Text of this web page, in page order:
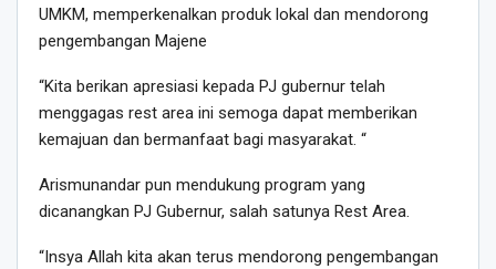
UMKM, memperkenalkan produk lokal dan mendorong
pengembangan Majene
“Kita berikan apresiasi kepada PJ gubernur telah
menggagas rest area ini semoga dapat memberikan
kemajuan dan bermanfaat bagi masyarakat. “
Arismunandar pun mendukung program yang
dicanangkan PJ Gubernur, salah satunya Rest Area.
“Insya Allah kita akan terus mendorong pengembangan